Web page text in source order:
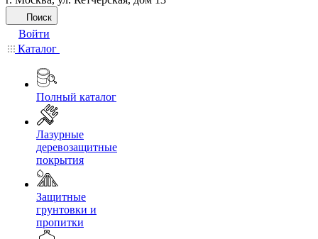
Поиск
Войти
Каталог
Полный каталог
Лазурные
деревозащитные
покрытия
Защитные
грунтовки и
пропитки